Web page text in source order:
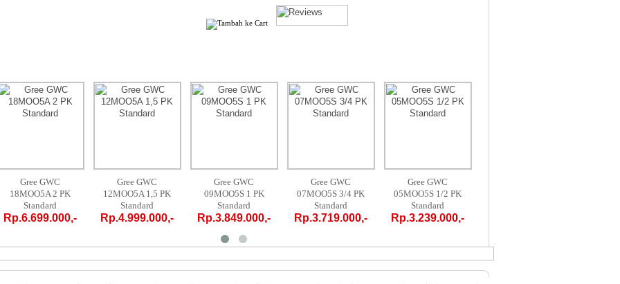
Gree GWC
18MOO5A 2 PK
Standard
Gree GWC
12MOO5A 1,5 PK
Standard
Rp.4.999.000,-
Gree GWC
09MOO5S 1 PK
Standard
Rp.3.849.000,-
Gree GWC
07MOO5S 3/4 PK
Standard
Rp.3.719.000,-
Gree GWC
05MOO5S 1/2 PK
Standard
Rp.3.239.000,-